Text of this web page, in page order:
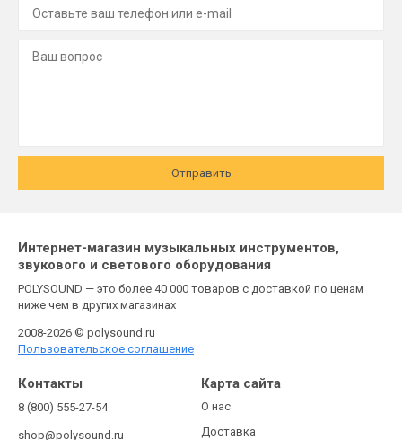
Отправить
Интернет-магазин музыкальных инструментов,
звукового и светового оборудования
POLYSOUND — это более 40 000 товаров с доставкой по ценам
ниже чем в других магазинах
2008-2026 © polysound.ru
Пользовательское соглашение
Контакты
8 (800) 555-27-54
shop@polysound.ru
Карта сайта
О нас
Доставка